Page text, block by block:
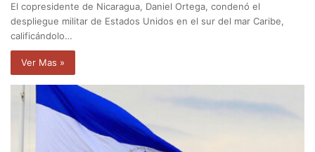
El copresidente de Nicaragua, Daniel Ortega, condenó el
despliegue militar de Estados Unidos en el sur del mar Caribe,
calificándolo…
Ver Mas »